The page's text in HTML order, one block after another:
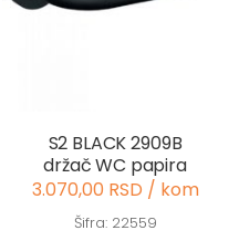
S2 BLACK 2909B
držač WC papira
3.070,00 RSD / kom
Šifra: 22559